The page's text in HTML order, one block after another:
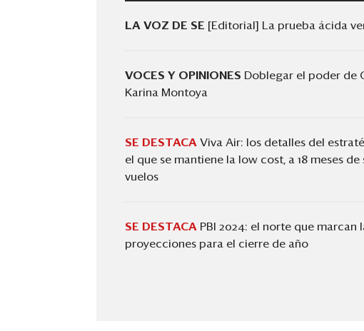
LA VOZ DE SE [Editorial] La prueba ácida
VOCES Y OPINIONES Doblegar el poder de
Karina Montoya
SE DESTACA Viva Air: los detalles del
el que se mantiene la low cost, a 18 meses de
vuelos
SE DESTACA PBI 2024: el norte que marcan
proyecciones para el cierre de año